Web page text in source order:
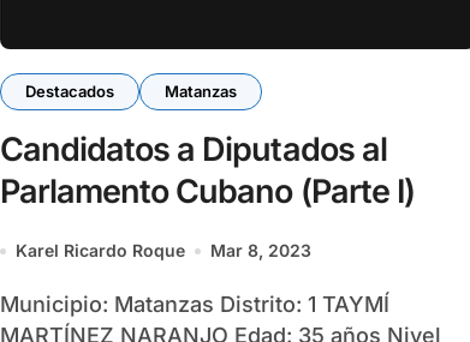
Destacados Matanzas
Candidatos a Diputados al
Parlamento Cubano (Parte I)
Karel Ricardo Roque Mar 8, 2023
Municipio: Matanzas Distrito: 1 TAYMÍ
MARTÍNEZ NARANJO Edad: 35 años Nivel